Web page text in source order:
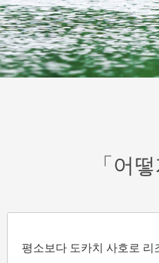
「어
평소보다 도카치 사호로